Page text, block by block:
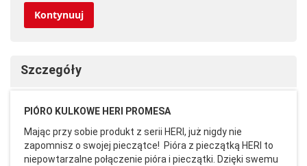
Kontynuuj
Szczegóły
PIÓRO KULKOWE HERI PROMESA
Mając przy sobie produkt z serii HERI, już nigdy nie
zapomnisz o swojej pieczątce! Pióra z pieczątką HERI to
niepowtarzalne połączenie pióra i pieczątki. Dzięki swemu